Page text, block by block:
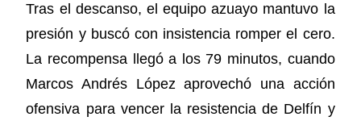
Tras el descanso, el equipo azuayo mantuvo la
presión y buscó con insistencia romper el cero.
La recompensa llegó a los 79 minutos, cuando
Marcos Andrés López aprovechó una acción
ofensiva para vencer la resistencia de Delfín y